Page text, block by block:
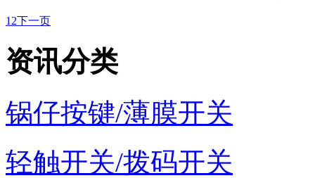
12下一页
资讯分类
锅仔按键/薄膜开关
轻触开关/拨码开关